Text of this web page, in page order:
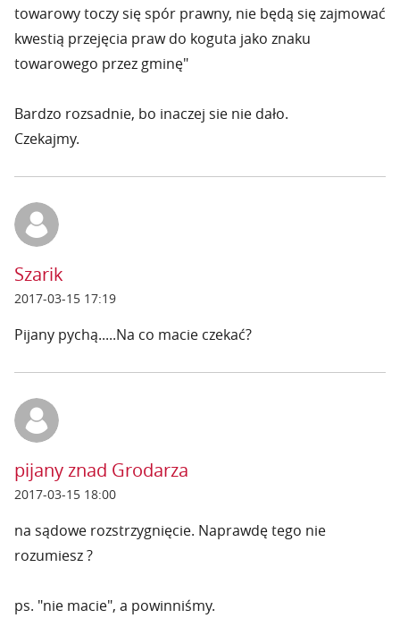
towarowy toczy się spór prawny, nie będą się zajmować
kwestią przejęcia praw do koguta jako znaku
towarowego przez gminę"
Bardzo rozsadnie, bo inaczej sie nie dało.
Czekajmy.
Szarik
2017-03-15 17:19
Pijany pychą.....Na co macie czekać?
pijany znad Grodarza
2017-03-15 18:00
na sądowe rozstrzygnięcie. Naprawdę tego nie
rozumiesz ?
ps. "nie macie", a powinniśmy.